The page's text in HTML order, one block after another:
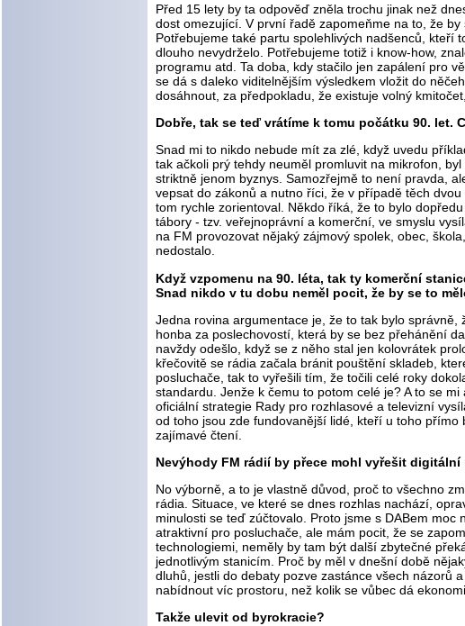
Před 15 lety by ta odpověď zněla trochu jinak než
dost omezující. V první řadě zapomeňme na to, že
Potřebujeme také partu spolehlivých nadšenců, kteří
dlouho nevydrželo. Potřebujeme totiž i know-how,
programu atd. Ta doba, kdy stačilo jen zapálení pro
se dá s daleko viditelnějším výsledkem vložit do
dosáhnout, za předpokladu, že existuje volný
Dobře, tak se teď vrátíme k tomu počátku 90.
Snad mi to nikdo nebude mít za zlé, když uvedu
tak ačkoli prý tehdy neuměl promluvit na mikrofon,
striktně jenom byznys. Samozřejmě to není pravda,
vepsat do zákonů a nutno říci, že v případě těch
tom rychle zorientoval. Někdo říká, že to bylo
tábory - tzv. veřejnoprávní a komerční, ve smyslu
na FM provozovat nějaký zájmový spolek, obec,
nedostalo.
Když vzpomenu na 90. léta, tak ty komerční
Snad nikdo v tu dobu neměl pocit, že by se to
Jedna rovina argumentace je, že to tak bylo
honba za poslechovostí, která by se bez přehánění
navždy odešlo, když se z něho stal jen kolovrátek
křečovitě se rádia začala bránit pouštění skladeb,
posluchače, tak to vyřešili tím, že točili celé roky
standardu. Jenže k čemu to potom celé je?A to se mi
oficiální strategie Rady pro rozhlasové a televizní
od toho jsou zde fundovanější lidé, kteří u toho
zajímavé čtení.
Nevýhody FM rádií by přece mohl vyřešit
No výborně, a to je vlastně důvod, proč to všechno
rádia. Situace, ve které se dnes rozhlas nachází,
minulosti se teď zúčtovalo. Proto jsme s DABem
atraktivní pro posluchače, ale mám pocit, že se
technologiemi, neměly by tam být další zbytečné
jednotlivým stanicím. Proč by měl v dnešní době
dluhů, jestli do debaty pozve zastánce všech názorů
nabídnout víc prostoru, než kolik se vůbec dá
Takže ulevit od byrokracie?